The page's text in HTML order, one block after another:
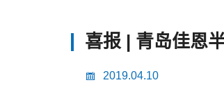
喜报 | 青岛佳恩
2019.04.10